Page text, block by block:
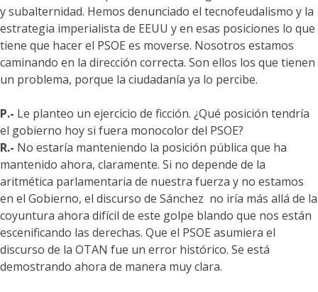
y subalternidad. Hemos denunciado el tecnofeudalismo y la
estrategia imperialista de EEUU y en esas posiciones lo que
tiene que hacer el PSOE es moverse. Nosotros estamos
caminando en la dirección correcta. Son ellos los que tienen
un problema, porque la ciudadanía ya lo percibe.
P.- Le planteo un ejercicio de ficción. ¿Qué posición tendría
el gobierno hoy si fuera monocolor del PSOE?
R.- No estaría manteniendo la posición pública que ha
mantenido ahora, claramente. Si no depende de la
aritmética parlamentaria de nuestra fuerza y no estamos
en el Gobierno, el discurso de Sánchez no iría más allá de la
coyuntura ahora difícil de este golpe blando que nos están
escenificando las derechas. Que el PSOE asumiera el
discurso de la OTAN fue un error histórico. Se está
demostrando ahora de manera muy clara.